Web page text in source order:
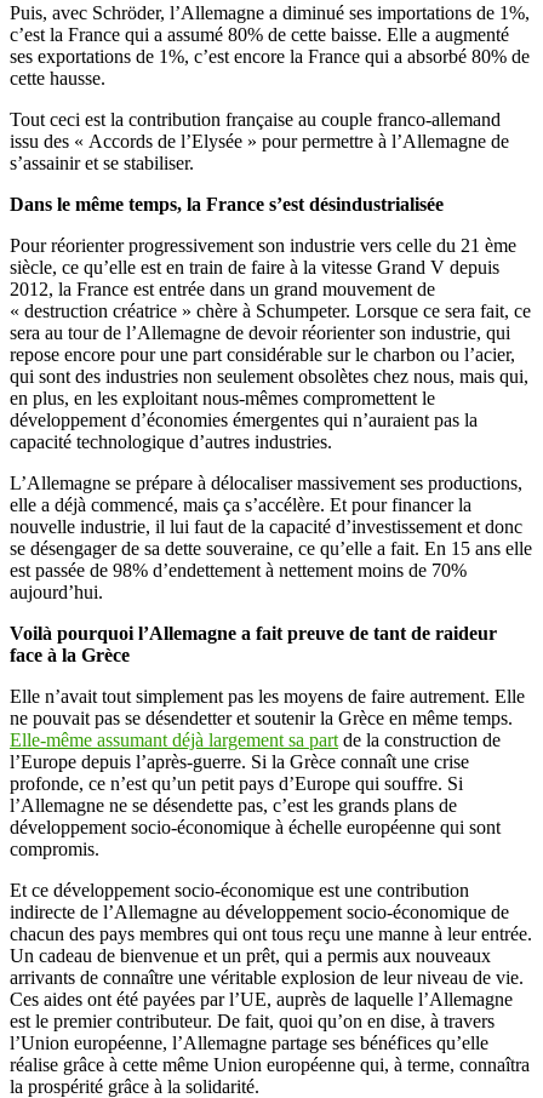
Puis, avec Schröder, l’Allemagne a diminué ses importations de 1%,
c’est la France qui a assumé 80% de cette baisse. Elle a augmenté
ses exportations de 1%, c’est encore la France qui a absorbé 80% de
cette hausse.
Tout ceci est la contribution française au couple franco-allemand
issu des « Accords de l’Elysée » pour permettre à l’Allemagne de
s’assainir et se stabiliser.
Dans le même temps, la France s’est désindustrialisée
Pour réorienter progressivement son industrie vers celle du 21 ème
siècle, ce qu’elle est en train de faire à la vitesse Grand V depuis
2012, la France est entrée dans un grand mouvement de
« destruction créatrice » chère à Schumpeter. Lorsque ce sera fait, ce
sera au tour de l’Allemagne de devoir réorienter son industrie, qui
repose encore pour une part considérable sur le charbon ou l’acier,
qui sont des industries non seulement obsolètes chez nous, mais qui,
en plus, en les exploitant nous-mêmes compromettent le
développement d’économies émergentes qui n’auraient pas la
capacité technologique d’autres industries.
L’Allemagne se prépare à délocaliser massivement ses productions,
elle a déjà commencé, mais ça s’accélère. Et pour financer la
nouvelle industrie, il lui faut de la capacité d’investissement et donc
se désengager de sa dette souveraine, ce qu’elle a fait. En 15 ans elle
est passée de 98% d’endettement à nettement moins de 70%
aujourd’hui.
Voilà pourquoi l’Allemagne a fait preuve de tant de raideur
face à la Grèce
Elle n’avait tout simplement pas les moyens de faire autrement. Elle
ne pouvait pas se désendetter et soutenir la Grèce en même temps.
Elle-même assumant déjà largement sa part de la construction de
l’Europe depuis l’après-guerre. Si la Grèce connaît une crise
profonde, ce n’est qu’un petit pays d’Europe qui souffre. Si
l’Allemagne ne se désendette pas, c’est les grands plans de
développement socio-économique à échelle européenne qui sont
compromis.
Et ce développement socio-économique est une contribution
indirecte de l’Allemagne au développement socio-économique de
chacun des pays membres qui ont tous reçu une manne à leur entrée.
Un cadeau de bienvenue et un prêt, qui a permis aux nouveaux
arrivants de connaître une véritable explosion de leur niveau de vie.
Ces aides ont été payées par l’UE, auprès de laquelle l’Allemagne
est le premier contributeur. De fait, quoi qu’on en dise, à travers
l’Union européenne, l’Allemagne partage ses bénéfices qu’elle
réalise grâce à cette même Union européenne qui, à terme, connaîtra
la prospérité grâce à la solidarité.